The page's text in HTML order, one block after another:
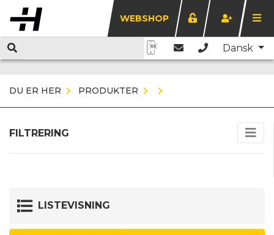
WEBSHOP
Dansk
DU ER HER PRODUKTER
FILTRERING
LISTEVISNING